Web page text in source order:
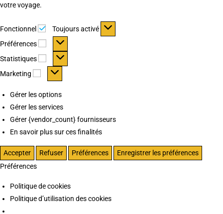
votre voyage.
Fonctionnel Fonctionnel
Toujours activé
Préférences
Préférences
Statistiques Statistiques
Marketing Marketing
Gérer les options
Gérer les services
Gérer {vendor_count} fournisseurs
En savoir plus sur ces finalités
Accepter Refuser Préférences
Enregistrer les préférences
Préférences
Politique de cookies
Politique d’utilisation des cookies